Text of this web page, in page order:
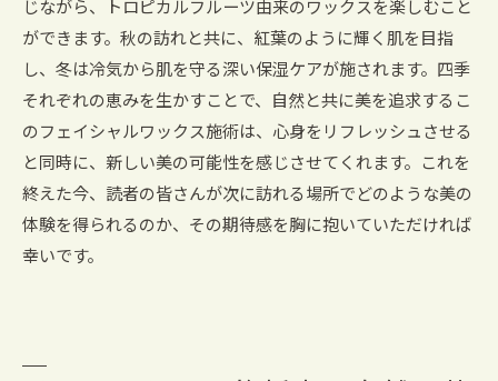
じながら、トロピカルフルーツ由来のワックスを楽しむこと
ができます。秋の訪れと共に、紅葉のように輝く肌を目指
し、冬は冷気から肌を守る深い保湿ケアが施されます。四季
それぞれの恵みを生かすことで、自然と共に美を追求するこ
のフェイシャルワックス施術は、心身をリフレッシュさせる
と同時に、新しい美の可能性を感じさせてくれます。これを
終えた今、読者の皆さんが次に訪れる場所でどのような美の
体験を得られるのか、その期待感を胸に抱いていただければ
幸いです。